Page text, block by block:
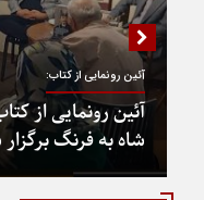
آئین رونمایی از کتاب:
آئین رونمایی از
شاه به فرنگ